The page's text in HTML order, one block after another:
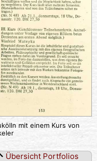
mit einem Kurs von
Übersicht Portfolios